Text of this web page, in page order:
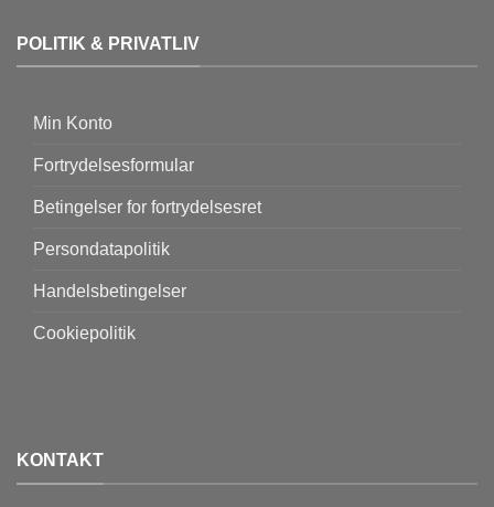
POLITIK & PRIVATLIV
Min Konto
Fortrydelsesformular
Betingelser for fortrydelsesret
Persondatapolitik
Handelsbetingelser
Cookiepolitik
KONTAKT